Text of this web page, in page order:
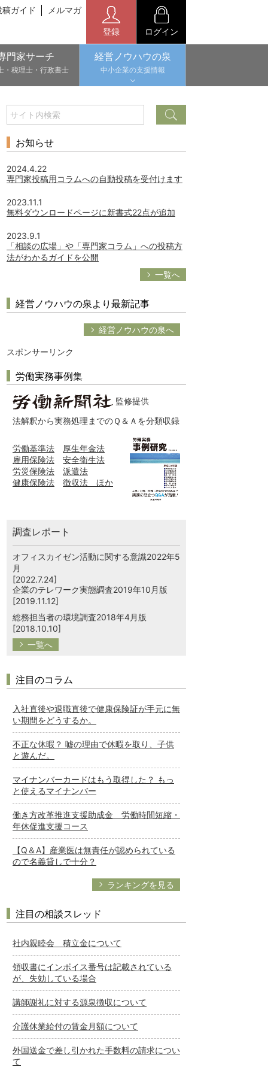
稿ガイド メルマガ
登録 ログイン
門家サーチ
・税理士・行政書士
経営ノウハウの泉
中小企業の支援情報
お知らせ
2024.4.22
専門家投稿用コラムへの自動投稿を受付けます
2023.11.1
無料ダウンロードページに新書式22点が追加
2023.9.1
「相談の広場」や「専門家コラム」への投稿方
法がわかるガイドを公開
一覧へ
経営ノウハウの泉より最新記事
経営ノウハウの泉へ
スポンサーリンク
労働実務事例集
監修提供
法解釈から実務処理までのＱ＆Ａを分類収録
労働基準法
厚生年金法
雇用保険法
安全衛生法
労災保険法
派遣法
健康保険法
徴収法 ほか
調査レポート
オフィスカイゼン活動に関する意識2022年5
月
[2022.7.24]
企業のテレワーク実態調査2019年10月版
[2019.11.12]
総務担当者の環境調査2018年4月版
[2018.10.10]
一覧へ
注目のコラム
入社直後や退職直後で健康保険証が手元に無
い期間をどうするか。
不正な休暇？ 嘘の理由で休暇を取り、子供
と遊んだ。
マイナンバーカードはもう取得した？ もっ
と使えるマイナンバー
働き方改革推進支援助成金 労働時間短縮・
年休促進支援コース
【Q＆A】産業医は無責任が認められている
ので名義貸しで十分？
ランキングを見る
注目の相談スレッド
社内親睦会 積立金について
領収書にインボイス番号は記載されている
が、失効している場合
講師謝礼に対する源泉徴収について
介護休業給付の賃金月額について
外国送金で差し引かれた手数料の請求につい
て